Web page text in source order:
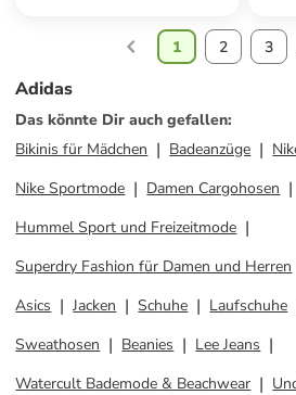
1 2 3
Adidas
Das könnte Dir auch gefallen:
Bikinis für Mädchen
Badeanzüge
Nike Sportmode
Damen Cargohosen
Hummel Sport und Freizeitmode
Superdry Fashion für Damen und Herren
Asics
Jacken Schuhe Laufschuhe
Sweathosen
Beanies
Lee Jeans
Watercult Bademode & Beachwear